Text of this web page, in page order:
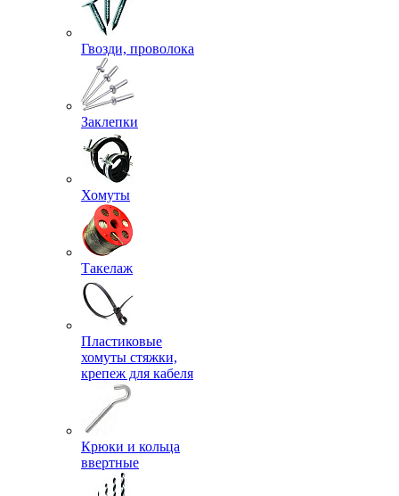
Гвозди, проволока
Заклепки
Хомуты
Такелаж
Пластиковые
хомуты стяжки,
крепеж для кабеля
Крюки и кольца
ввертные